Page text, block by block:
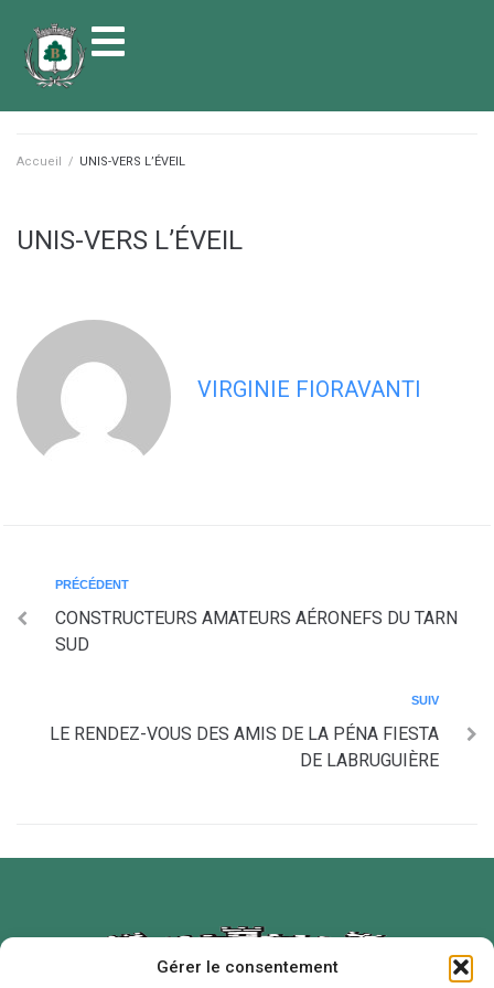
Gérer le consentement
principal
Accueil / UNIS-VERS L’ÉVEIL
UNIS-VERS L’ÉVEIL
VIRGINIE FIORAVANTI
PRÉCÉDENT
CONSTRUCTEURS AMATEURS AÉRONEFS DU TARN
SUD
SUIV
LE RENDEZ-VOUS DES AMIS DE LA PÉNA FIESTA
DE LABRUGUIÈRE